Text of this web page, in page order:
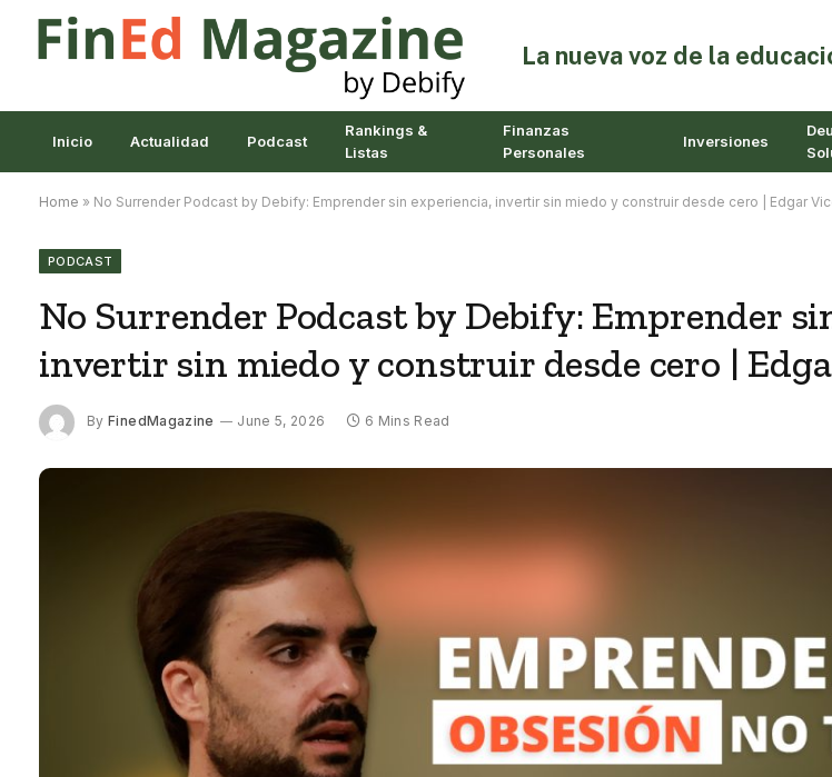
⁠La nueva voz de la
Inicio Actualidad Podcast
Rankings &
Listas
Finanzas
Personales
Inversiones
Home » No Surrender Podcast by Debify: Emprender sin experiencia, invertir sin miedo y construir desde cero | Edgar
PODCAST
No Surrender Podcast by Debify: Emprender
invertir sin miedo y construir desde cero |
By FinedMagazine June 5, 2026 6 Mins Read